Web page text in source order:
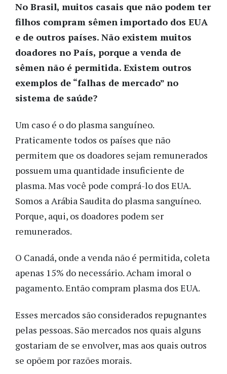
No Brasil, muitos casais que não podem ter
filhos compram sêmen importado dos EUA
e de outros países. Não existem muitos
doadores no País, porque a venda de
sêmen não é permitida. Existem outros
exemplos de “falhas de mercado” no
sistema de saúde?
Um caso é o do plasma sanguíneo.
Praticamente todos os países que não
permitem que os doadores sejam remunerados
possuem uma quantidade insuficiente de
plasma. Mas você pode comprá-lo dos EUA.
Somos a Arábia Saudita do plasma sanguíneo.
Porque, aqui, os doadores podem ser
remunerados.
O Canadá, onde a venda não é permitida, coleta
apenas 15% do necessário. Acham imoral o
pagamento. Então compram plasma dos EUA.
Esses mercados são considerados repugnantes
pelas pessoas. São mercados nos quais alguns
gostariam de se envolver, mas aos quais outros
se opõem por razões morais.